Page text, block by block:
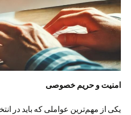
امنیت و حریم خصوصی
یکی از مهم‌ترین عواملی که باید در